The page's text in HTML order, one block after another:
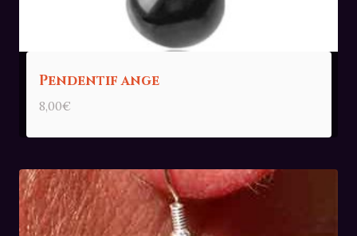
Pendentif ange
8,00€